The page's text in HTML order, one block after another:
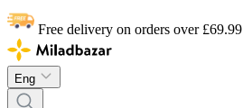
Free delivery on orders over £69.99
Eng